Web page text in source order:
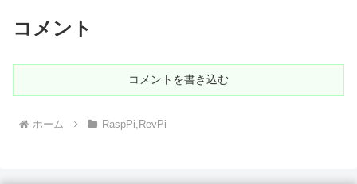
コメント
コメントを書き込む
ホーム RaspPi,RevPi